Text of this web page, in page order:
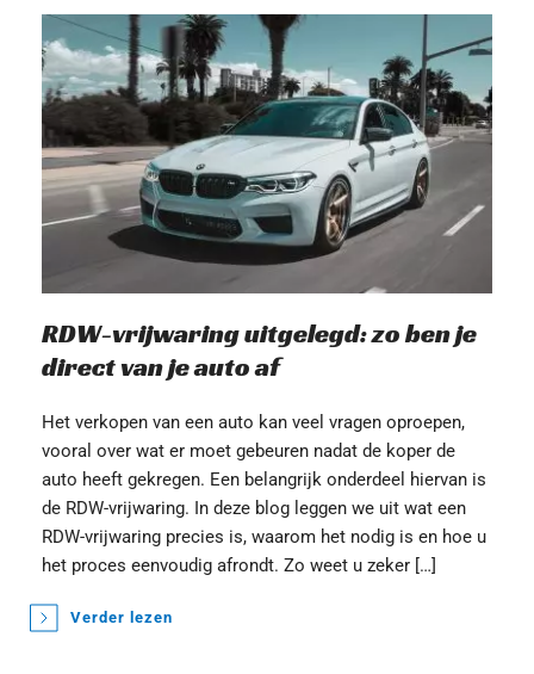
RDW-vrijwaring uitgelegd: zo ben je
direct van je auto af
Het verkopen van een auto kan veel vragen oproepen,
vooral over wat er moet gebeuren nadat de koper de
auto heeft gekregen. Een belangrijk onderdeel hiervan is
de RDW-vrijwaring. In deze blog leggen we uit wat een
RDW-vrijwaring precies is, waarom het nodig is en hoe u
het proces eenvoudig afrondt. Zo weet u zeker […]
Verder lezen